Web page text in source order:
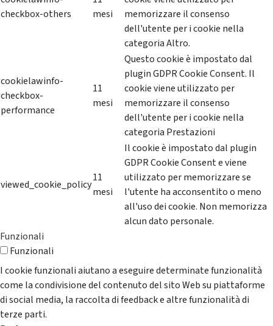
checkbox-others
mesi
memorizzare il consenso
dell'utente per i cookie nella
categoria Altro.
cookielawinfo-
checkbox-
performance
11
mesi
Questo cookie è impostato dal
plugin GDPR Cookie Consent. Il
cookie viene utilizzato per
memorizzare il consenso
dell'utente per i cookie nella
categoria Prestazioni
viewed_cookie_policy
11
mesi
Il cookie è impostato dal plugin
GDPR Cookie Consent e viene
utilizzato per memorizzare se
l'utente ha acconsentito o meno
all'uso dei cookie. Non memorizza
alcun dato personale.
Funzionali
Funzionali
I cookie funzionali aiutano a eseguire determinate funzionalità
come la condivisione del contenuto del sito Web su piattaforme
di social media, la raccolta di feedback e altre funzionalità di
terze parti.